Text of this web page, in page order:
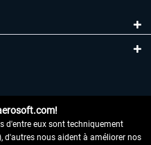
d'entre eux sont techniquement
d'autres nous aident à améliorer nos